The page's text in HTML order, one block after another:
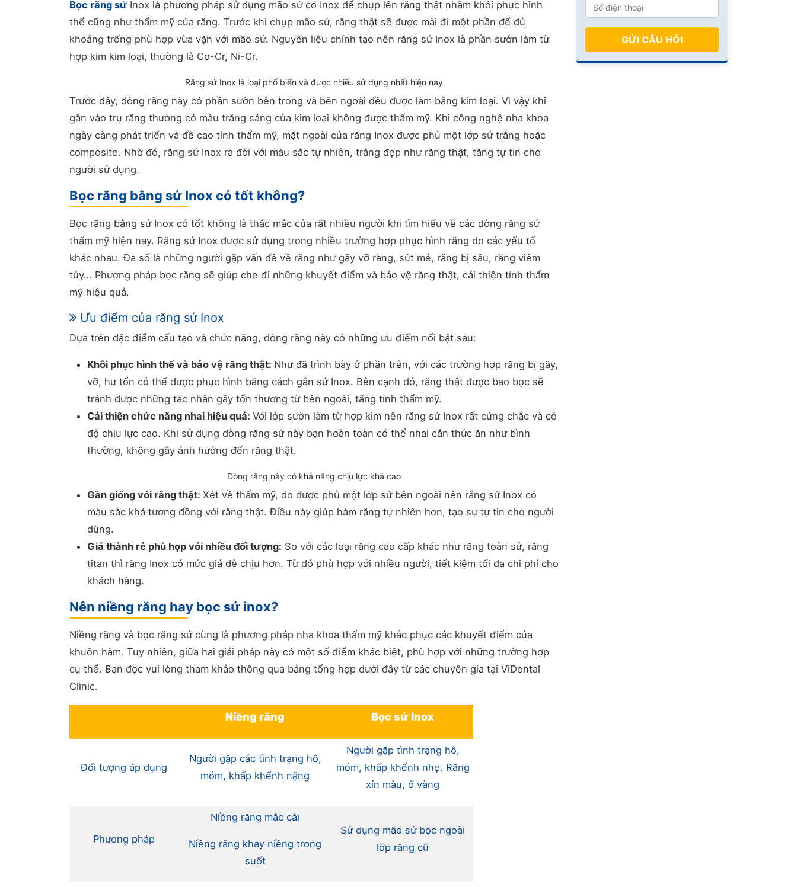
Bọc răng sứ Inox là phương pháp sử dụng mão sứ có Inox để chụp lên răng thật nhằm khôi phục hình
thể cũng như thẩm mỹ của răng. Trước khi chụp mão sứ, răng thật sẽ được mài đi một phần để đủ
khoảng trống phù hợp vừa vặn với mão sứ. Nguyên liệu chính tạo nên răng sứ Inox là phần sườn làm từ
hợp kim kim loại, thường là Co-Cr, Ni-Cr.
Răng sứ Inox là loại phổ biến và được nhiều sử dụng nhất hiện nay
Trước đây, dòng răng này có phần sườn bên trong và bên ngoài đều được làm bằng kim loại. Vì vậy khi
gắn vào trụ răng thường có màu trắng sáng của kim loại không được thẩm mỹ. Khi công nghệ nha khoa
ngày càng phát triển và đề cao tính thẩm mỹ, mặt ngoài của răng Inox được phủ một lớp sứ trắng hoặc
composite. Nhờ đó, răng sứ Inox ra đời với màu sắc tự nhiên, trắng đẹp như răng thật, tăng tự tin cho
người sử dụng.
Bọc răng bằng sứ Inox có tốt không?
Bọc răng bằng sứ Inox có tốt không là thắc mắc của rất nhiều người khi tìm hiểu về các dòng răng sứ
thẩm mỹ hiện nay. Răng sứ Inox được sử dụng trong nhiều trường hợp phục hình răng do các yếu tố
khác nhau. Đa số là những người gặp vấn đề về răng như gãy vỡ răng, sứt mẻ, răng bị sâu, răng viêm
tủy… Phương pháp bọc răng sẽ giúp che đi những khuyết điểm và bảo vệ răng thật, cải thiện tính thẩm
mỹ hiệu quả.
Ưu điểm của răng sứ Inox
Dựa trên đặc điểm cấu tạo và chức năng, dòng răng này có những ưu điểm nổi bật sau:
Khôi phục hình thể và bảo vệ răng thật: Như đã trình bày ở phần trên, với các trường hợp răng bị gãy,
vỡ, hư tổn có thể được phục hình bằng cách gắn sứ Inox. Bên cạnh đó, răng thật được bao bọc sẽ
tránh được những tác nhân gây tổn thương từ bên ngoài, tăng tính thẩm mỹ.
Cải thiện chức năng nhai hiệu quả: Với lớp sườn làm từ hợp kim nên răng sứ Inox rất cứng chắc và có
độ chịu lực cao. Khi sử dụng dòng răng sứ này bạn hoàn toàn có thể nhai cắn thức ăn như bình
thường, không gây ảnh hưởng đến răng thật.
Dòng răng này có khả năng chịu lực khá cao
Gần giống với răng thật: Xét về thẩm mỹ, do được phủ một lớp sứ bên ngoài nên răng sứ Inox có
màu sắc khá tương đồng với răng thật. Điều này giúp hàm răng tự nhiên hơn, tạo sự tự tin cho người
dùng.
Giá thành rẻ phù hợp với nhiều đối tượng: So với các loại răng cao cấp khác như răng toàn sứ, răng
titan thì răng Inox có mức giá dễ chịu hơn. Từ đó phù hợp với nhiều người, tiết kiệm tối đa chi phí cho
khách hàng.
Nên niềng răng hay bọc sứ inox?
Niềng răng và bọc răng sứ cùng là phương pháp nha khoa thẩm mỹ khắc phục các khuyết điểm của
khuôn hàm. Tuy nhiên, giữa hai giải pháp này có một số điểm khác biệt, phù hợp với những trường hợp
cụ thể. Bạn đọc vui lòng tham khảo thông qua bảng tổng hợp dưới đây từ các chuyên gia tại ViDental
Clinic.
Niềng răng Bọc sứ Inox
Đối tượng áp dụng
Người gặp các tình trạng hô,
móm, khấp khểnh nặng
Người gặp tình trạng hô,
móm, khấp khểnh nhẹ. Răng
xỉn màu, ố vàng
Phương pháp
Niềng răng mắc cài
Niềng răng khay niềng trong
suốt
Sử dụng mão sứ bọc ngoài
lớp răng cũ
GỬI CÂU HỎI